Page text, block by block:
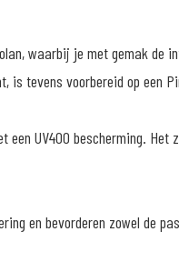
waarbij je met gemak de
is tevens voorbereid op een
UV400 bescherming. Het
en bevorderen zowel de